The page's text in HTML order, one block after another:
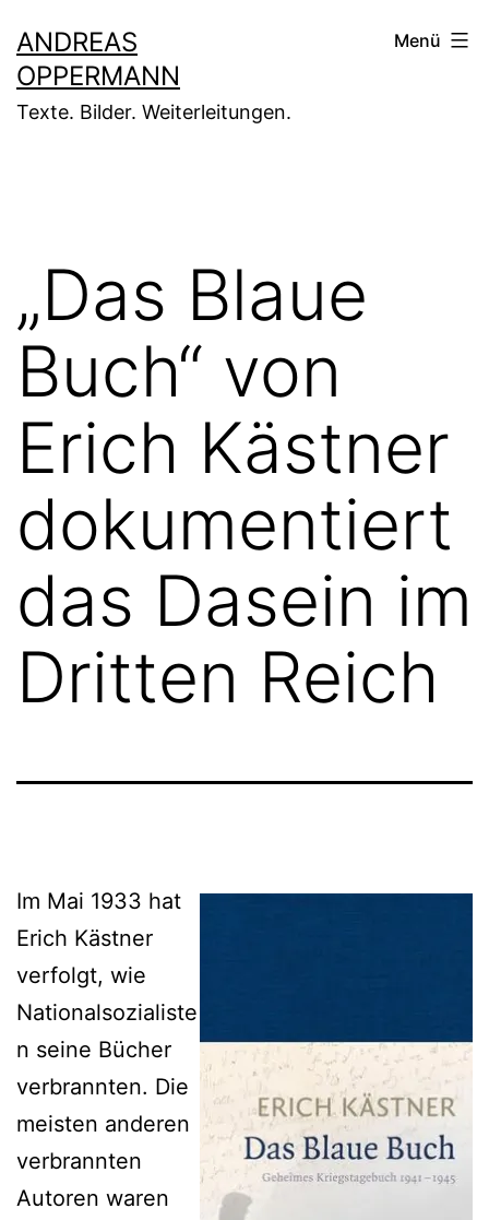
Inhalt
springen
ANDREAS
OPPERMANN
Texte. Bilder. Weiterleitungen.
Menü
„Das Blaue
Buch“ von
Erich Kästner
dokumentiert
das Dasein im
Dritten Reich
Im Mai 1933 hat
Erich Kästner
verfolgt, wie
Nationalsozialiste
n seine Bücher
verbrannten. Die
meisten anderen
verbrannten
Autoren waren